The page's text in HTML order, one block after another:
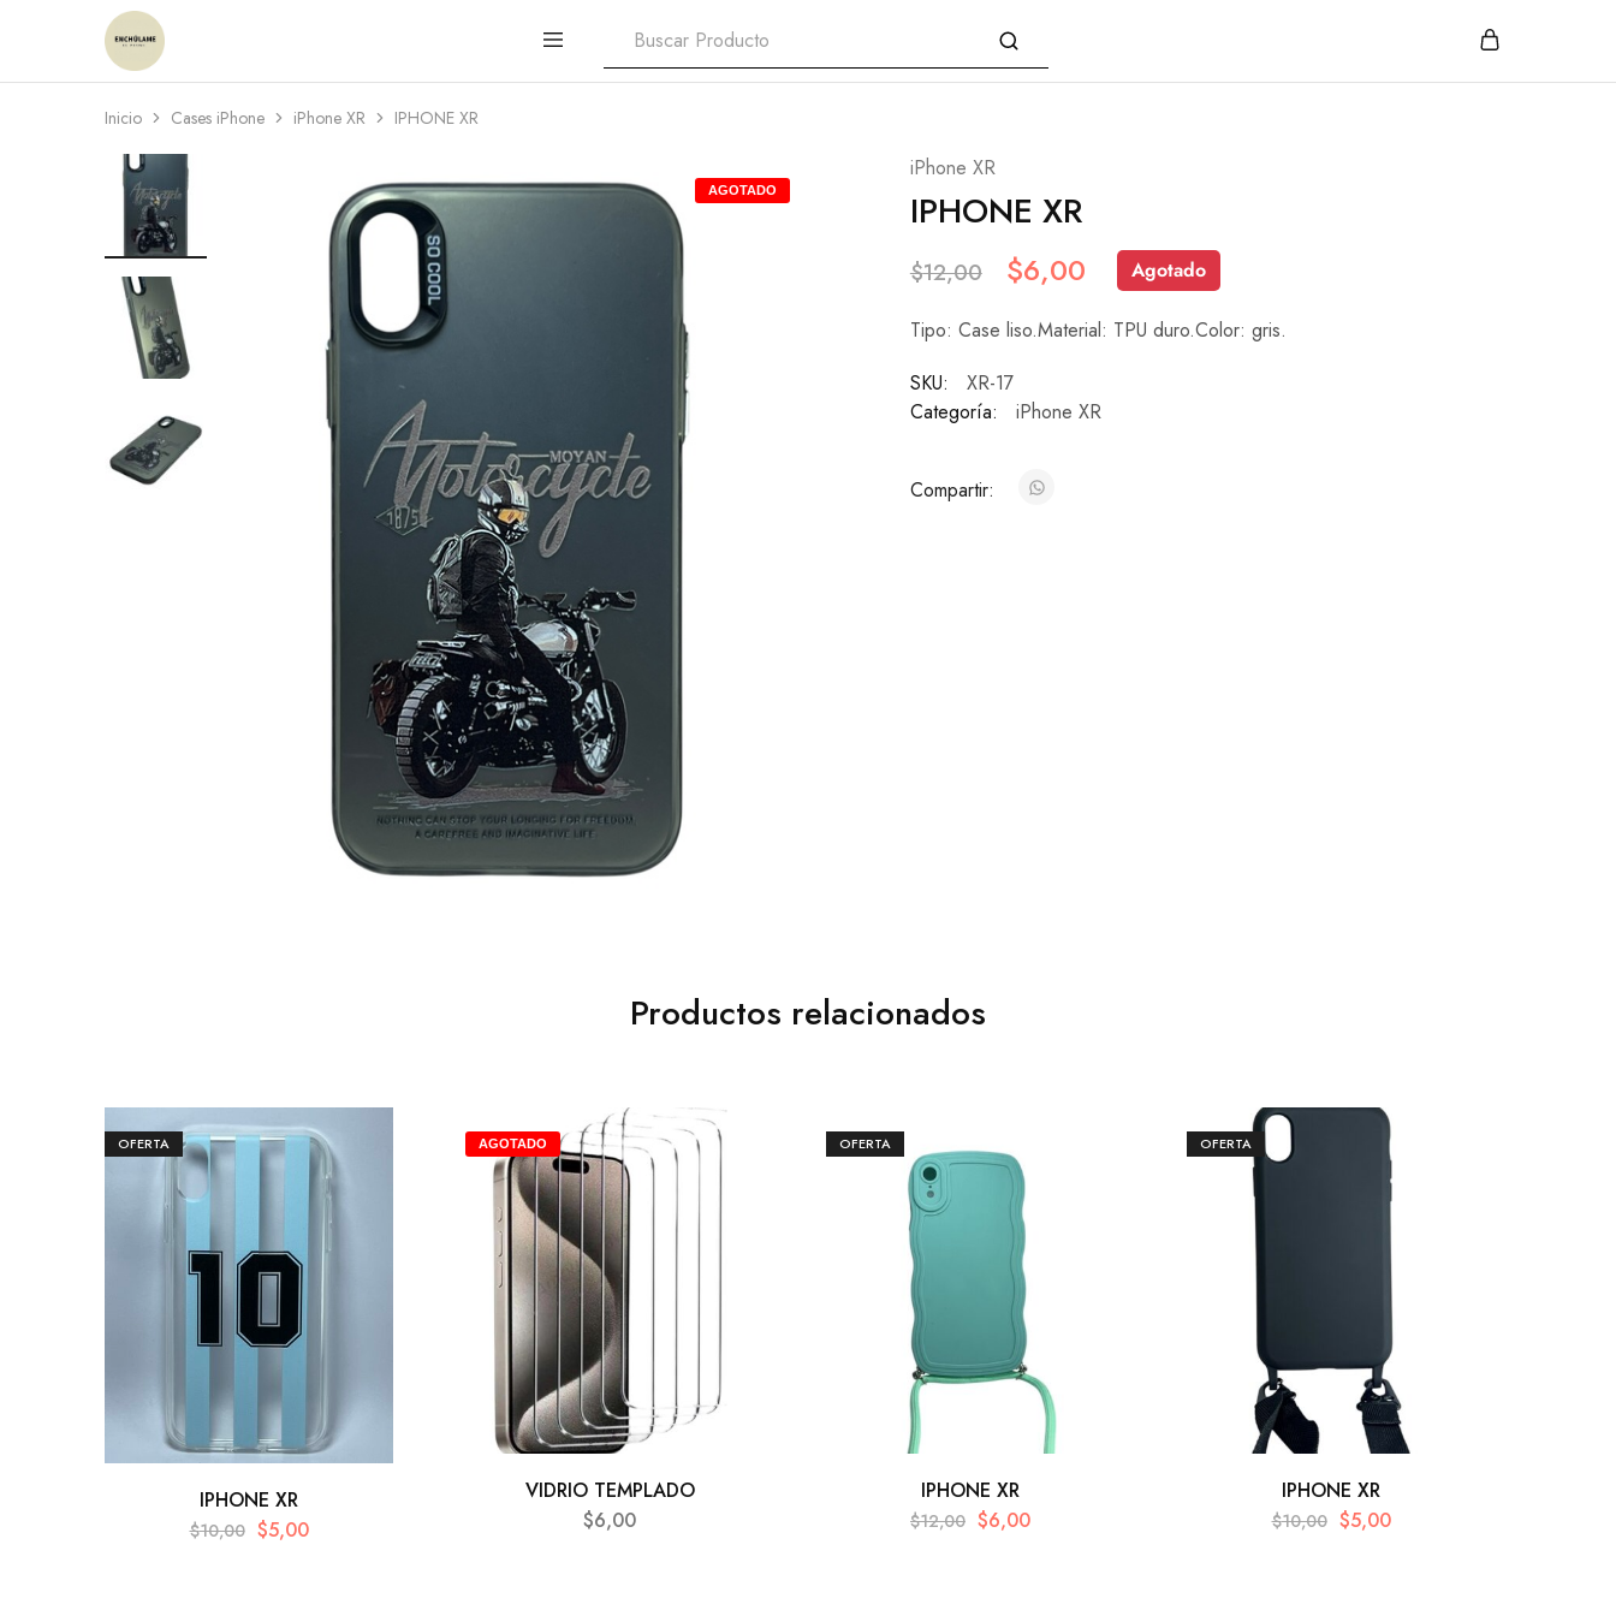
Enchulame
Tienda
Inicio Cases iPhone iPhone XR IPHONE XR
AGOTADO
iPhone XR
IPHONE XR
$12,00 $6,00 Agotado
Tipo: Case liso.Material: TPU duro.Color: gris.
SKU:
XR-17
Categoría:
iPhone XR
Compartir:
Productos relacionados
OFERTA
IPHONE XR
$10,00 $5,00
AGOTADO
VIDRIO TEMPLADO
$6,00
OFERTA
IPHONE XR
$12,00 $6,00
OFERTA
IPHONE XR
$10,00 $5,00